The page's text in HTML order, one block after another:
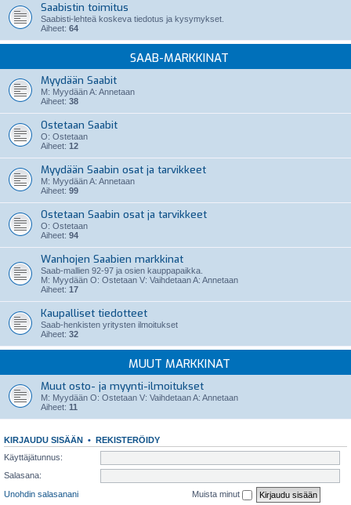
Saabistin toimitus
Saabisti-lehteä koskeva tiedotus ja kysymykset.
Aiheet: 64
SAAB-MARKKINAT
Myydään Saabit
M: Myydään A: Annetaan
Aiheet: 38
Ostetaan Saabit
O: Ostetaan
Aiheet: 12
Myydään Saabin osat ja tarvikkeet
M: Myydään A: Annetaan
Aiheet: 99
Ostetaan Saabin osat ja tarvikkeet
O: Ostetaan
Aiheet: 94
Wanhojen Saabien markkinat
Saab-mallien 92-97 ja osien kauppapaikka.
M: Myydään O: Ostetaan V: Vaihdetaan A: Annetaan
Aiheet: 17
Kaupalliset tiedotteet
Saab-henkisten yritysten ilmoitukset
Aiheet: 32
MUUT MARKKINAT
Muut osto- ja myynti-ilmoitukset
M: Myydään O: Ostetaan V: Vaihdetaan A: Annetaan
Aiheet: 11
KIRJAUDU SISÄÄN • REKISTERÖIDY
Käyttäjätunnus:
Salasana:
Unohdin salasanani
Muista minut